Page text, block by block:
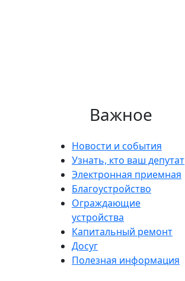
Важное
Новости и события
Узнать, кто ваш депутат
Электронная приемная
Благоустройство
Ограждающие
устройства
Капитальный ремонт
Досуг
Полезная информация